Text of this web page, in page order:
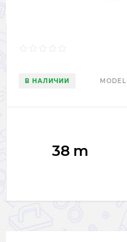
В НАЛИЧИИ
38 m